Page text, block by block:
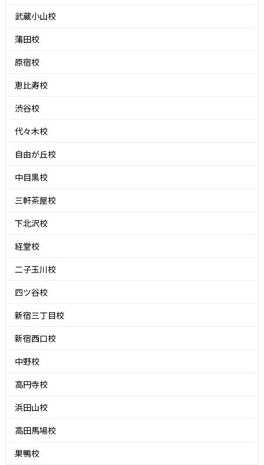
武蔵小山校
蒲田校
原宿校
恵比寿校
渋谷校
代々木校
自由が丘校
中目黒校
三軒茶屋校
下北沢校
経堂校
二子玉川校
四ツ谷校
新宿三丁目校
新宿西口校
中野校
高円寺校
浜田山校
高田馬場校
巣鴨校